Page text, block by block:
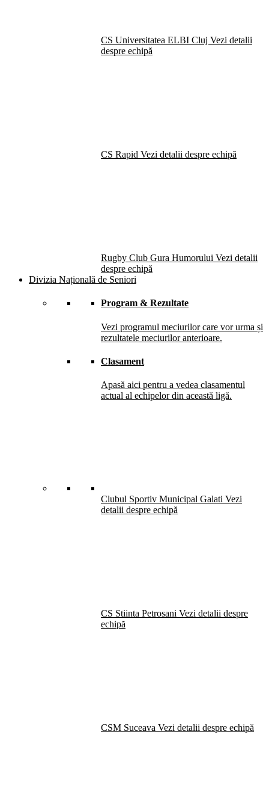
CS Universitatea ELBI Cluj Vezi detalii
despre echipă
CS Rapid Vezi detalii despre echipă
Rugby Club Gura Humorului Vezi detalii
despre echipă
Divizia Națională de Seniori
Program & Rezultate
Vezi programul meciurilor care vor urma și
rezultatele meciurilor anterioare.
Clasament
Apasă aici pentru a vedea clasamentul
actual al echipelor din această ligă.
Clubul Sportiv Municipal Galati Vezi
detalii despre echipă
CS Stiinta Petrosani Vezi detalii despre
echipă
CSM Suceava Vezi detalii despre echipă